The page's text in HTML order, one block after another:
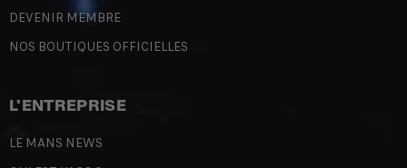
DEVENIR MEMBRE
NOS BOUTIQUES OFFICIELLES
L'ENTREPRISE
LE MANS NEWS